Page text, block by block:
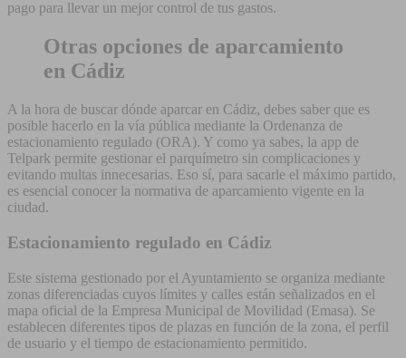
pago para llevar un mejor control de tus gastos.
Otras opciones de aparcamiento
en Cádiz
A la hora de buscar dónde aparcar en Cádiz, debes saber que es
posible hacerlo en la vía pública mediante la Ordenanza de
estacionamiento regulado (ORA). Y como ya sabes, la app de
Telpark permite gestionar el parquímetro sin complicaciones y
evitando multas innecesarias. Eso sí, para sacarle el máximo partido,
es esencial conocer la normativa de aparcamiento vigente en la
ciudad.
Estacionamiento regulado en Cádiz
Este sistema gestionado por el Ayuntamiento se organiza mediante
zonas diferenciadas cuyos límites y calles están señalizados en el
mapa oficial de la Empresa Municipal de Movilidad (Emasa). Se
establecen diferentes tipos de plazas en función de la zona, el perfil
de usuario y el tiempo de estacionamiento permitido.